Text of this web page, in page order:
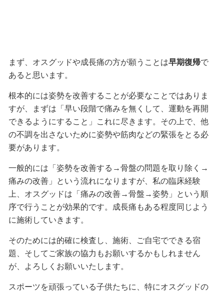
まず、オスグッドや成長痛の方が願うことは早期復帰で
あると思います。
根本的には姿勢を改善することが必要なことではありま
すが、まずは「早い段階で痛みを無くして、運動を再開
できるようにすること」これに尽きます。その上で、他
の不調を出さないために姿勢や筋肉などの緊張をとる必
要があります。
一般的には「姿勢を改善する→骨盤の問題を取り除く→
痛みの改善」という流れになりますが、私の臨床経験
上、オスグッドは「痛みの改善→骨盤→姿勢」という順
序で行うことが効果的です。成長痛もある程度同じよう
に施術していきます。
そのためには的確に検査し、施術、ご自宅でできる宿
題、そしてご家族の協力もお願いするかもしれません
が、よろしくお願いいたします。
スポーツを頑張っている子供たちに、特にオスグッドの